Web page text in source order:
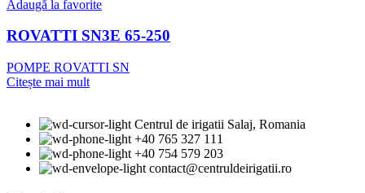
Adaugă la favorite
ROVATTI SN3E 65-250
POMPE ROVATTI SN
Citește mai mult
Centrul de irigatii Salaj, Romania
+40 765 327 111
+40 754 579 203
contact@centruldeirigatii.ro